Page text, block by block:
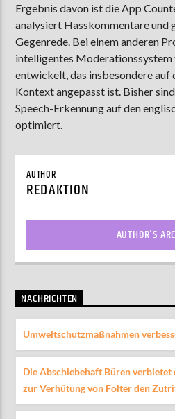
ZU HÖREN INMünster90,9 MHz
Ergebnis davon ist die App
analysiert Hasskommentare und
Gegenrede. Bei einem anderen
intelligentes Moderationssystem
entwickelt, das insbesondere auf
Kontext angepasst ist. Bisher
Speech-Erkennung auf den
optimiert.
AUTHOR
REDAKTION
AUTHOR'S
NACHRICHTEN
Umweltschutzmaßnahmen
Die Abschiebehaft Büren
zur Verhütung von Folter den